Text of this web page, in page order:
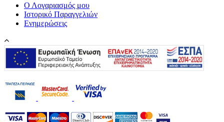
Ο Λογαριασμός μου
Ιστορικό Παραγγελιών
Ενημερώσεις